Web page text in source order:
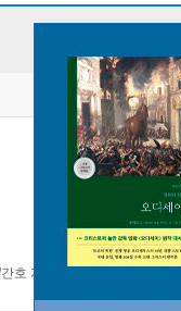
호 계열 top100 1주